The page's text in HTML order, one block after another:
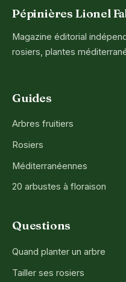
Pépinières Lionel
Magazine éditorial
rosiers, plantes
Guides
Arbres fruitiers
Rosiers
Méditerranéennes
20 arbustes à floraison
Questions
Quand planter un arbre
Tailler ses rosiers